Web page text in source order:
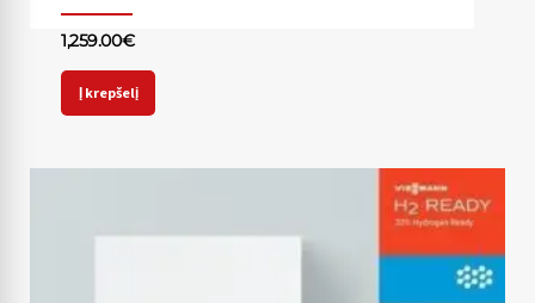
1,259.00€
Į krepšelį